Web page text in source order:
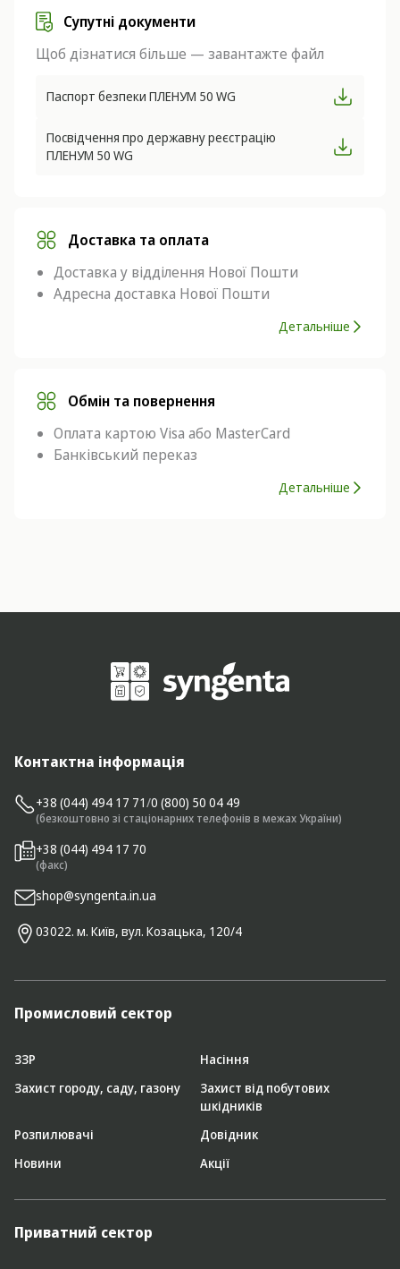
Супутні документи
Щоб дізнатися більше — завантажте файл
Паспорт безпеки ПЛЕНУМ 50 WG
Посвідчення про державну реєстрацію
ПЛЕНУМ 50 WG
Доставка та оплата
Доставка у відділення Нової Пошти
Адресна доставка Нової Пошти
Детальніше
Обмін та повернення
Оплата картою Visa або MasterCard
Банківський переказ
Детальніше
Контактна інформація
+38 (044) 494 17 71/0 (800) 50 04 49
(безкоштовно зі стаціонарних телефонів в межах України)
+38 (044) 494 17 70
(факс)
shop@syngenta.in.ua
03022. м. Київ, вул. Козацька, 120/4
Промисловий сектор
ЗЗР
Насіння
Захист городу, саду, газону
Захист від побутових
шкідників
Розпилювачі
Довідник
Новини
Акції
Приватний сектор